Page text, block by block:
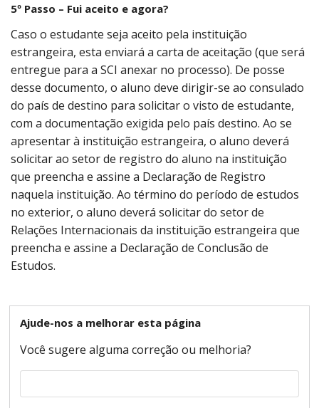
5º Passo – Fui aceito e agora?
Caso o estudante seja aceito pela instituição
estrangeira, esta enviará a carta de aceitação (que será
entregue para a SCI anexar no processo). De posse
desse documento, o aluno deve dirigir-se ao consulado
do país de destino para solicitar o visto de estudante,
com a documentação exigida pelo país destino. Ao se
apresentar à instituição estrangeira, o aluno deverá
solicitar ao setor de registro do aluno na instituição
que preencha e assine a Declaração de Registro
naquela instituição. Ao término do período de estudos
no exterior, o aluno deverá solicitar do setor de
Relações Internacionais da instituição estrangeira que
preencha e assine a Declaração de Conclusão de
Estudos.
Ajude-nos a melhorar esta página
Você sugere alguma correção ou melhoria?